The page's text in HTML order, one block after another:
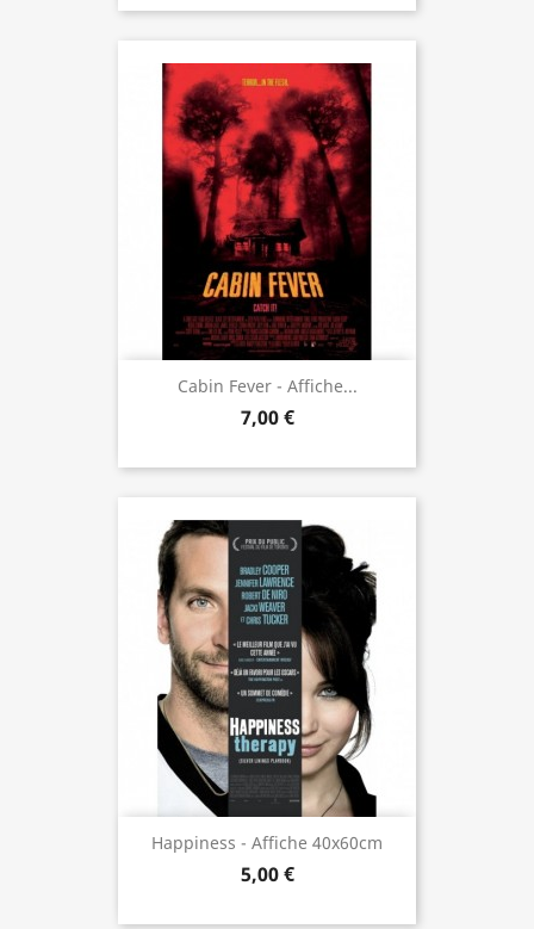
Cabin Fever - Affiche...
7,00 €
Happiness - Affiche 40x60cm
5,00 €